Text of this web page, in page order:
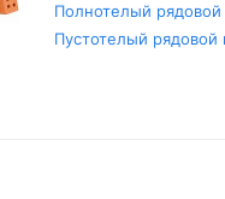
Полнотелый рядовой
Пустотелый рядовой